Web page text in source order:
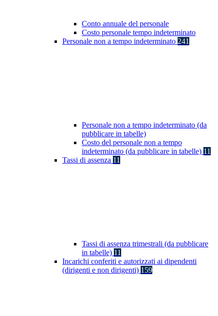
Conto annuale del personale
Costo personale tempo indeterminato
Personale non a tempo indeterminato 241
Personale non a tempo indeterminato (da
pubblicare in tabelle)
Costo del personale non a tempo
indeterminato (da pubblicare in tabelle) 11
Tassi di assenza 11
Tassi di assenza trimestrali (da pubblicare
in tabelle) 11
Incarichi conferiti e autorizzati ai dipendenti
(dirigenti e non dirigenti) 159